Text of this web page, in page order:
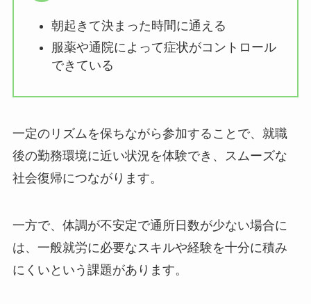
朝起きて決まった時間に通える
服薬や通院によって症状がコントロール
できている
一定のリズムを保ちながら参加することで、就職
後の勤務環境に近い状況を体験でき、スムーズな
社会復帰につながります。
一方で、体調が不安定で通所日数が少ない場合に
は、一般就労に必要なスキルや経験を十分に積み
にくいという課題があります。